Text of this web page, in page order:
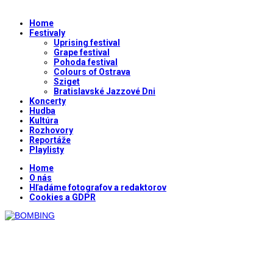
Home
Festivaly
Uprising festival
Grape festival
Pohoda festival
Colours of Ostrava
Sziget
Bratislavské Jazzové Dni
Koncerty
Hudba
Kultúra
Rozhovory
Reportáže
Playlisty
Home
O nás
Hľadáme fotografov a redaktorov
Cookies a GDPR